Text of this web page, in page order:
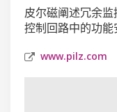
皮尔磁阐述冗余
控制回路中的功能
www.pilz.com